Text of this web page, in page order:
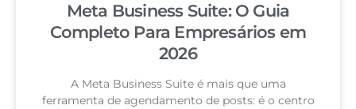
Meta Business Suite: O Guia
Completo Para Empresários em
2026
A Meta Business Suite é mais que uma
ferramenta de agendamento de posts: é o centro